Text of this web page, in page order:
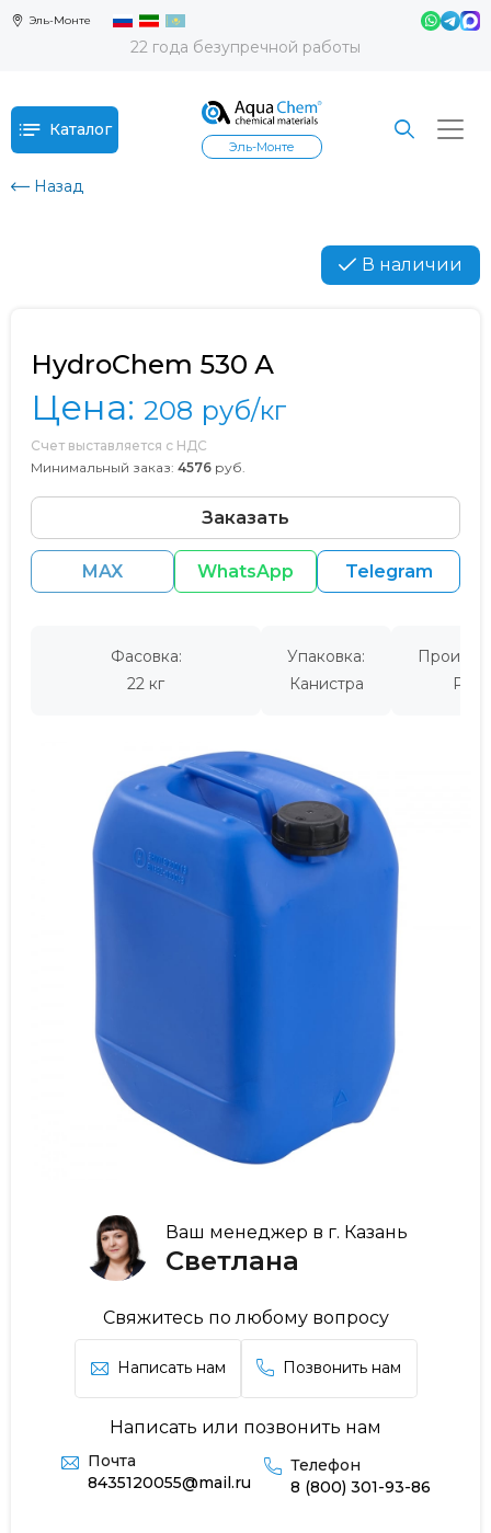
Эль-Монте
22 года безупречной работы
Каталог
Эль-Монте
Назад
В наличии
Ваш менеджер в г. Казань
Светлана
Свяжитесь по любому вопросу
Написать нам Позвонить нам
Написать или позвонить нам
Почта
8435120055@mail.ru
Телефон
8 (800) 301-93-86
HydroChem 530 А
Цена: 208 руб/кг
Счет выставляется с НДС
Минимальный заказ: 4576 руб.
Заказать
MAX WhatsApp Telegram
Фасовка:
22 кг
Упаковка:
Канистра